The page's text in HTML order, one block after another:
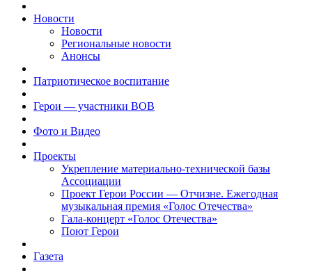
Новости
Новости
Региональные новости
Анонсы
Патриотическое воспитание
Герои — участники ВОВ
Фото и Видео
Проекты
Укрепление материально-технической базы
Ассоциации
Проект Герои России — Отчизне. Ежегодная
музыкальная премия «Голос Отечества»
Гала-концерт «Голос Отечества»
Поют Герои
Газета